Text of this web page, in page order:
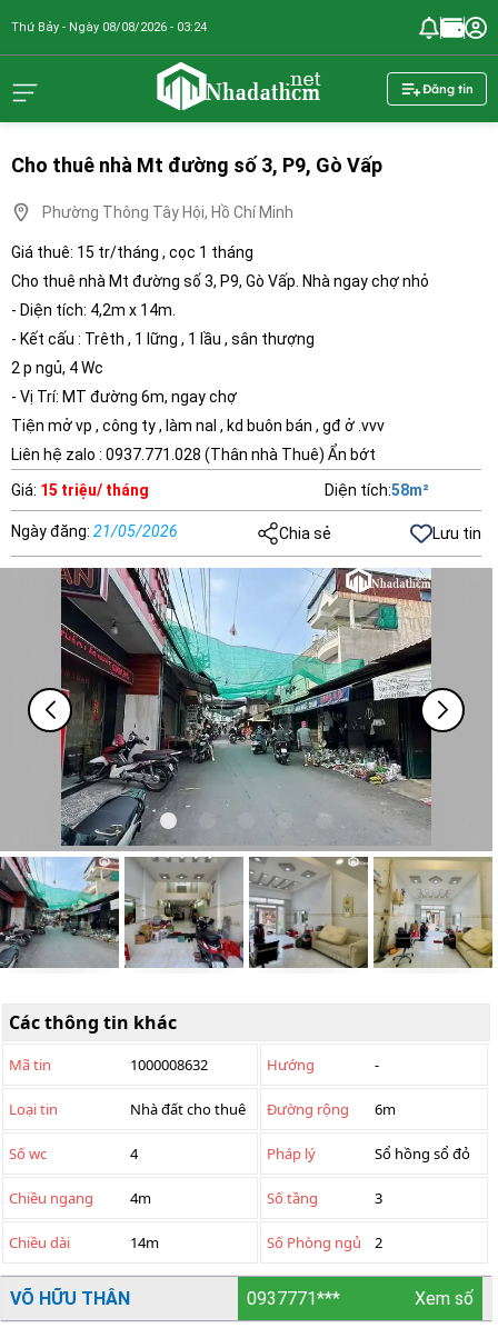
Thứ Bảy - Ngày 08/08/2026 - 03:24
Đăng tin
Cho thuê nhà Mt đường số 3, P9, Gò Vấp
Phường Thông Tây Hội, Hồ Chí Minh
Giá thuê: 15 tr/tháng , cọc 1 tháng
Cho thuê nhà Mt đường số 3, P9, Gò Vấp. Nhà ngay chợ nhỏ
- Diện tích: 4,2m x 14m.
- Kết cấu : Trêth , 1 lững , 1 lầu , sân thượng
2 p ngủ, 4 Wc
- Vị Trí: MT đường 6m, ngay chợ
Tiện mở vp , công ty , làm nal , kd buôn bán , gđ ở .vvv
Liên hệ zalo : 0937.771.028 (Thân nhà Thuê) Ẩn bớt
Giá: 15 triệu/ tháng Diện tích:58m²
Ngày đăng: 21/05/2026 Chia sẻ Lưu tin
Các thông tin khác
Mã tin 1000008632 Hướng -
Loại tin Nhà đất cho thuê Đường rộng 6m
Số wc 4 Pháp lý Sổ hồng sổ đỏ
Chiều ngang 4m Số tầng 3
Chiều dài 14m Số Phòng ngủ 2
VÕ HỮU THÂN 0937771*** Xem số